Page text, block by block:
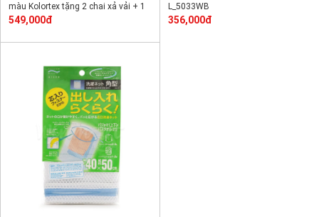
màu Kolortex tặng 2 chai xả vải + 1
chai lau sàn + 1 chai lau bếp
549,000đ
L_5033WB
356,000đ